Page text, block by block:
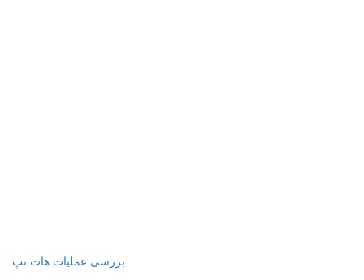
بررسی عملیات هات تپ